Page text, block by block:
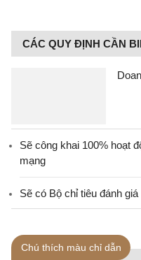
CÁC QUY ĐỊNH CẦN
Sẽ công khai 100% hoạt
mạng
Sẽ có Bộ chỉ tiêu đánh
Chú thích màu chỉ dẫn